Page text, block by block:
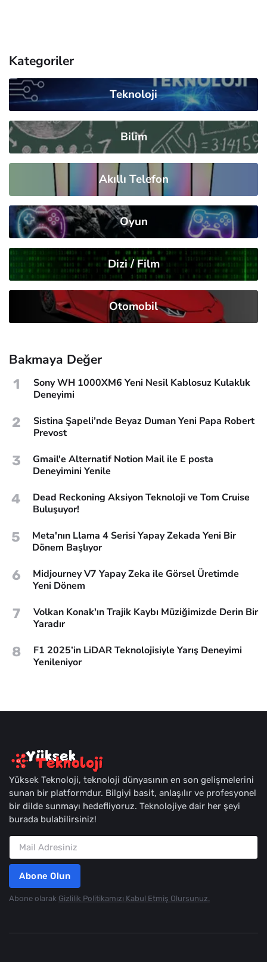
Kategoriler
Teknoloji
Bilim
Akıllı Telefon
Oyun
Dizi / Film
Otomobil
Bakmaya Değer
1
Sony WH 1000XM6 Yeni Nesil Kablosuz Kulaklık
Deneyimi
2
Sistina Şapeli’nde Beyaz Duman Yeni Papa Robert
Prevost
3
Gmail'e Alternatif Notion Mail ile E posta
Deneyimini Yenile
4
Dead Reckoning Aksiyon Teknoloji ve Tom Cruise
Buluşuyor!
5
Meta'nın Llama 4 Serisi Yapay Zekada Yeni Bir
Dönem Başlıyor
6
Midjourney V7 Yapay Zeka ile Görsel Üretimde
Yeni Dönem
7
Volkan Konak'ın Trajik Kaybı Müziğimizde Derin Bir
Yaradır
8
F1 2025’in LiDAR Teknolojisiyle Yarış Deneyimi
Yenileniyor
Yüksek Teknoloji, teknoloji dünyasının en son gelişmelerini
sunan bir platformdur. Bilgiyi basit, anlaşılır ve profesyonel
bir dilde sunmayı hedefliyoruz. Teknolojiye dair her şeyi
burada bulabilirsiniz!
Abone Olun
Abone olarak Gizlilik Politikamızı Kabul Etmiş Olursunuz.